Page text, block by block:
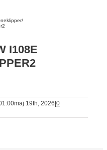
/
I108E
maj 19th, 2026 0